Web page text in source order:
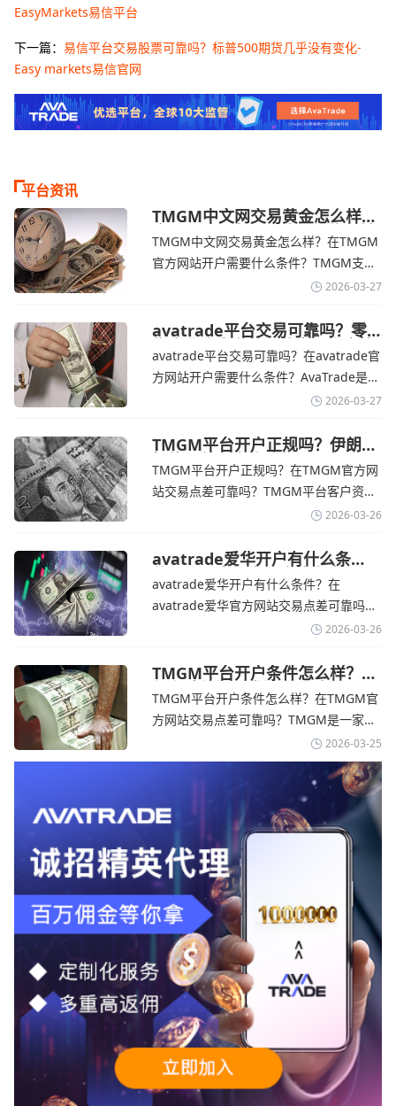
EasyMarkets易信平台
下一篇： 易信平台交易股票可靠吗？标普500期货几乎没有变化-
Easy markets易信官网
平台资讯
TMGM中文网交易黄金怎么样？
金价下跌，市场评估伊朗停火前
景-TMGM官网
TMGM中文网交易黄金怎么样？在TMGM
官方网站开户需要什么条件？‌‌‌TMGM支持
全球主流的MT4/MT5平台，同时提供功能
险管理工具。通过TMGM官网交易资讯了
解，金价周四回落，受​美元走强和油价上
涨，使通胀担忧保持不变‌对加息的持续预
2026-03-27
avatrade平台交易可靠吗？零
售企业称中东地区冲突正推高成
本avatrade官网
avatrade平台交易可靠吗？在avatrade官
方网站开户需要什么条件？‌‌‌AvaTrade是一
个在交易优势和可靠性两方面都非常均衡
在学习和探索中成长的新手交易者。通过
avatrade官网交易资讯了解，零售企业警
告称，中东地区的冲突正在推高成本，如
2026-03-27
TMGM平台开户正规吗？伊朗仍
拒绝与美国直接谈判-TMGM官
网
TMGM平台开户正规吗？在TMGM官方网
站交易点差可靠吗？‌‌‌TMGM平台客户资金
存放在澳大利亚国民银行等顶级银行的独
TMGM官网交易资讯了解，伊朗外交部长
表示，尽管德黑兰高级官员正在审查美国
结束战争的提议
2026-03-26
avatrade爱华开户有什么条
件？亚洲市场交易喜忧参半-
avatrade爱华官网
avatrade爱华开户有什么条件？在
avatrade爱华官方网站交易点差可靠吗？‌‌‌
avatrade爱华平台的新手可以用很小的成
标准的MT4、MT5，以及自研的
AvaTradeGO和AvaOptions。通过
avatrade爱华官网交易资讯了解，据伊朗
2026-03-26
TMGM平台开户条件怎么样？美
伊和谈传闻引发油价暴跌-
TMGM官网
TMGM平台开户条件怎么样？在TMGM官
方网站交易点差可靠吗？‌‌‌TMGM是一家交
易成本极低、产品极其丰富、ASIC监管
+千万保险加持的全球知名经纪商，特别适
合活跃交易者和股票CFD投资者。通过
TMGM官网交易资讯了解，周三亚洲交易
时段,油价暴跌逾6%,布伦特原油跌破每桶
100美元
2026-03-25